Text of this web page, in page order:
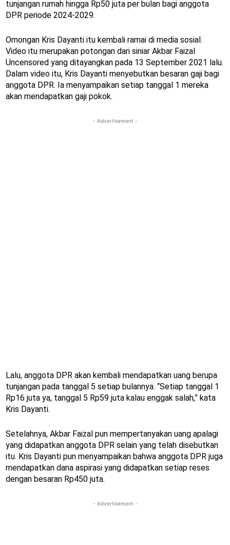
tunjangan rumah hingga Rp50 juta per bulan bagi anggota
DPR periode 2024-2029.
Omongan Kris Dayanti itu kembali ramai di media sosial.
Video itu merupakan potongan dari siniar Akbar Faizal
Uncensored yang ditayangkan pada 13 September 2021 lalu.
Dalam video itu, Kris Dayanti menyebutkan besaran gaji bagi
anggota DPR. Ia menyampaikan setiap tanggal 1 mereka
akan mendapatkan gaji pokok.
- Advertisement -
Lalu, anggota DPR akan kembali mendapatkan uang berupa
tunjangan pada tanggal 5 setiap bulannya. “Setiap tanggal 1
Rp16 juta ya, tanggal 5 Rp59 juta kalau enggak salah,” kata
Kris Dayanti.
Setelahnya, Akbar Faizal pun mempertanyakan uang apalagi
yang didapatkan anggota DPR selain yang telah disebutkan
itu. Kris Dayanti pun menyampaikan bahwa anggota DPR juga
mendapatkan dana aspirasi yang didapatkan setiap reses
dengan besaran Rp450 juta.
- Advertisement -